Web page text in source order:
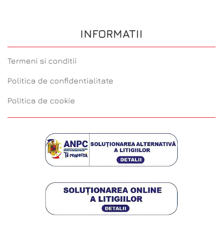
INFORMATII
Termeni si conditii
Politica de confidentialitate
Politica de cookie